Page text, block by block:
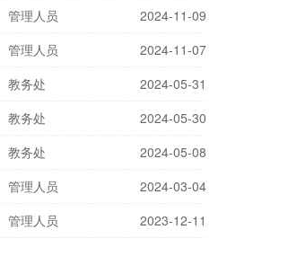
管理人员
2024-11-09
管理人员
2024-11-07
教务处
2024-05-31
教务处
2024-05-30
教务处
2024-05-08
管理人员
2024-03-04
管理人员 2023-12-11